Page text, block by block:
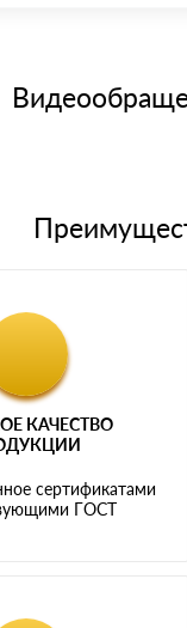
картам
КАЧЕСТВО
сертификатами
ГОСТ